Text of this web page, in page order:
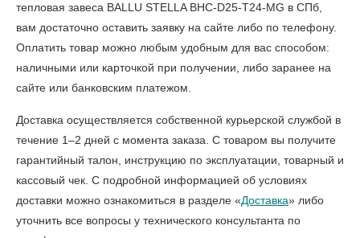
тепловая завеса BALLU STELLA BHC-D25-T24-MG в СПб
вам достаточно оставить заявку на сайте либо по телефону.
Оплатить товар можно любым удобным для вас способом:
наличными или карточкой при получении, либо заранее на
сайте или банковским платежом.
Доставка осуществляется собственной курьерской службой в
течение 1–2 дней с момента заказа. С товаром вы получите
гарантийный талон, инструкцию по эксплуатации, товарный и
кассовый чек. С подробной информацией об условиях
доставки можно ознакомиться в разделе «Доставка» либо
уточнить все вопросы у технического консультанта по